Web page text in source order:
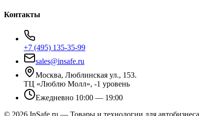
Контакты
+7 (495) 135-35-99
sales@insafe.ru
Москва, Люблинская ул., 153.
ТЦ «Люблю Молл», -1 уровень
Ежедневно 10:00 — 19:00